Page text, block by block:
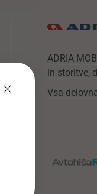
ADRIA
in storitve,
Vsa